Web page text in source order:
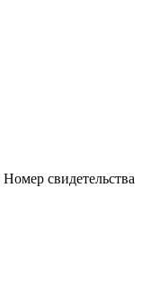
Номер свидетельства